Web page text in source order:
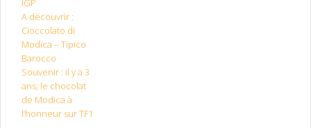
IGP
A découvrir :
Cioccolato di
Modica – Tipico
Barocco
Souvenir : il y a 3
ans, le chocolat
de Modica à
l’honneur sur TF1